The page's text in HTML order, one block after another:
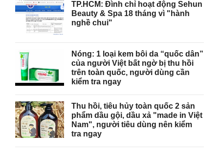
TP.HCM: Đình chỉ hoạt động Sehun
Beauty & Spa 18 tháng vì "hành
nghề chui"
Nóng: 1 loại kem bôi da “quốc dân”
của người Việt bất ngờ bị thu hồi
trên toàn quốc, người dùng cần
kiểm tra ngay
Thu hồi, tiêu hủy toàn quốc 2 sản
phẩm dầu gội, dầu xả "made in Việt
Nam", người tiêu dùng nên kiểm
tra ngay